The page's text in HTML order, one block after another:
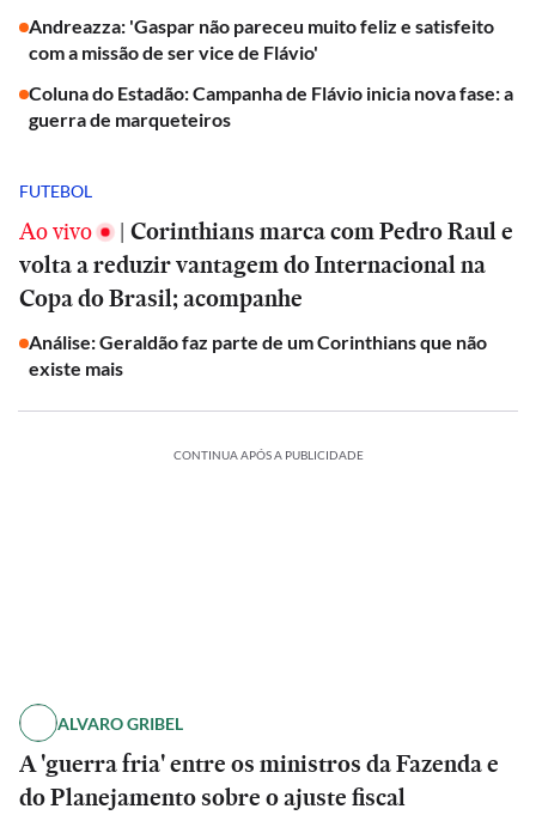
Andreazza: 'Gaspar não pareceu muito feliz e satisfeito
com a missão de ser vice de Flávio'
Coluna do Estadão: Campanha de Flávio inicia nova fase: a
guerra de marqueteiros
FUTEBOL
Ao vivo | Corinthians marca com Pedro Raul e
volta a reduzir vantagem do Internacional na
Copa do Brasil; acompanhe
Análise: Geraldão faz parte de um Corinthians que não
existe mais
CONTINUA APÓS A PUBLICIDADE
ALVARO GRIBEL
A 'guerra fria' entre os ministros da Fazenda e
do Planejamento sobre o ajuste fiscal